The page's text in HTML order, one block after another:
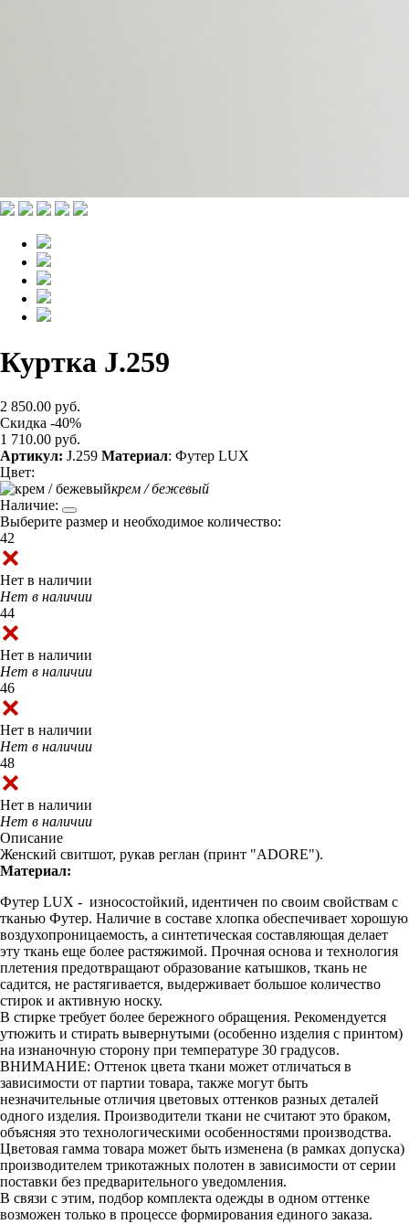
Куртка J.259
2 850.00 руб.
Скидка -40%
1 710.00 руб.
Артикул: J.259 Материал: Футер LUX
Цвет:
крем / бежевый
Наличие:
Выберите размер и необходимое количество:
42
Нет в наличии
Нет в наличии
44
Нет в наличии
Нет в наличии
46
Нет в наличии
Нет в наличии
48
Нет в наличии
Нет в наличии
Описание
Женский свитшот, рукав реглан (принт "ADORE").
Материал:
Футер LUX - износостойкий, идентичен по своим свойствам с
тканью Футер. Наличие в составе хлопка обеспечивает хорошую
воздухопроницаемость, а синтетическая составляющая делает
эту ткань еще более растяжимой. Прочная основа и технология
плетения предотвращают образование катышков, ткань не
садится, не растягивается, выдерживает большое количество
стирок и активную носку.
В стирке требует более бережного обращения. Рекомендуется
утюжить и стирать вывернутыми (особенно изделия с принтом)
на изнаночную сторону при температуре 30 градусов.
ВНИМАНИЕ: Оттенок цвета ткани может отличаться в
зависимости от партии товара, также могут быть
незначительные отличия цветовых оттенков разных деталей
одного изделия. Производители ткани не считают это браком,
объясняя это технологическими особенностями производства.
Цветовая гамма товара может быть изменена (в рамках допуска)
производителем трикотажных полотен в зависимости от серии
поставки без предварительного уведомления.
В связи с этим, подбор комплекта одежды в одном оттенке
возможен только в процессе формирования единого заказа.